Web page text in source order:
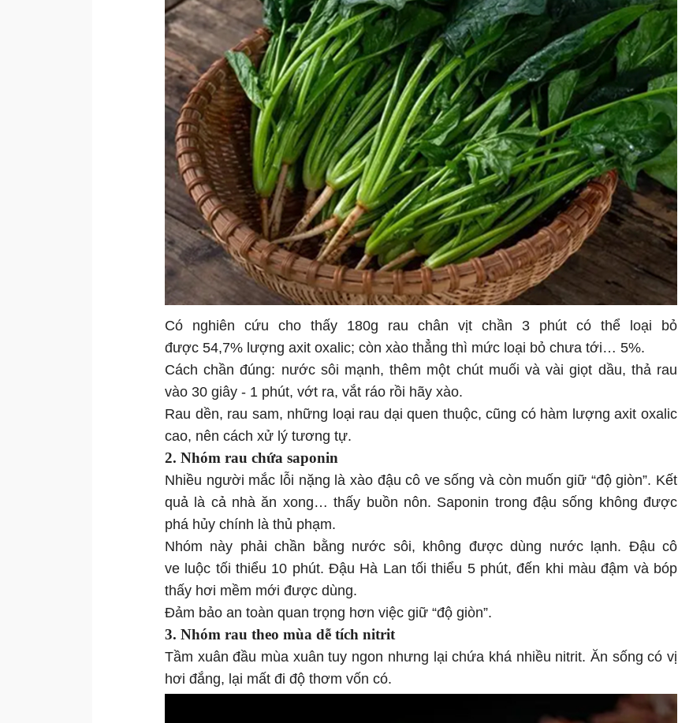
Có nghiên cứu cho thấy 180g rau chân vịt chần 3 phút có thể loại bỏ
được 54,7% lượng axit oxalic; còn xào thẳng thì mức loại bỏ chưa tới… 5%.
Cách chần đúng: nước sôi mạnh, thêm một chút muối và vài giọt dầu, thả rau
vào 30 giây - 1 phút, vớt ra, vắt ráo rồi hãy xào.
Rau dền, rau sam, những loại rau dại quen thuộc, cũng có hàm lượng axit oxalic
cao, nên cách xử lý tương tự.
2. Nhóm rau chứa saponin
Nhiều người mắc lỗi nặng là xào đậu cô ve sống và còn muốn giữ “độ giòn”. Kết
quả là cả nhà ăn xong… thấy buồn nôn. Saponin trong đậu sống không được
phá hủy chính là thủ phạm.
Nhóm này phải chần bằng nước sôi, không được dùng nước lạnh. Đậu cô
ve luộc tối thiểu 10 phút. Đậu Hà Lan tối thiểu 5 phút, đến khi màu đậm và bóp
thấy hơi mềm mới được dùng.
Đảm bảo an toàn quan trọng hơn việc giữ “độ giòn”.
3. Nhóm rau theo mùa dễ tích nitrit
Tầm xuân đầu mùa xuân tuy ngon nhưng lại chứa khá nhiều nitrit. Ăn sống có vị
hơi đắng, lại mất đi độ thơm vốn có.